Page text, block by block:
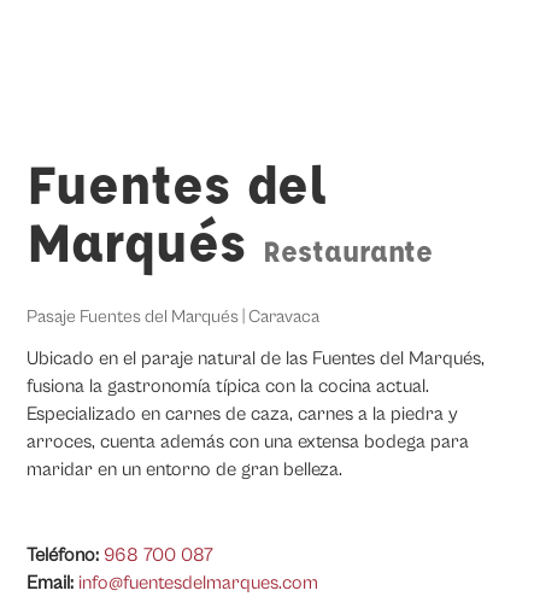
Fuentes del
Marqués Restaurante
Pasaje Fuentes del Marqués | Caravaca
Ubicado en el paraje natural de las Fuentes del Marqués,
fusiona la gastronomía típica con la cocina actual.
Especializado en carnes de caza, carnes a la piedra y
arroces, cuenta además con una extensa bodega para
maridar en un entorno de gran belleza.
Teléfono: 968 700 087
Email: info@fuentesdelmarques.com